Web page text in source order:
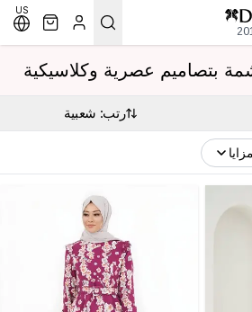
US
بتصاميم عصرية وكلاسيكية
رتب: شعبية